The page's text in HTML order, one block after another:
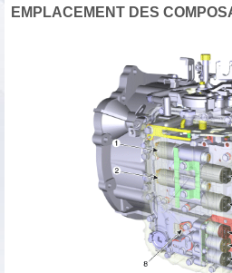
EMPLACEMENT DES